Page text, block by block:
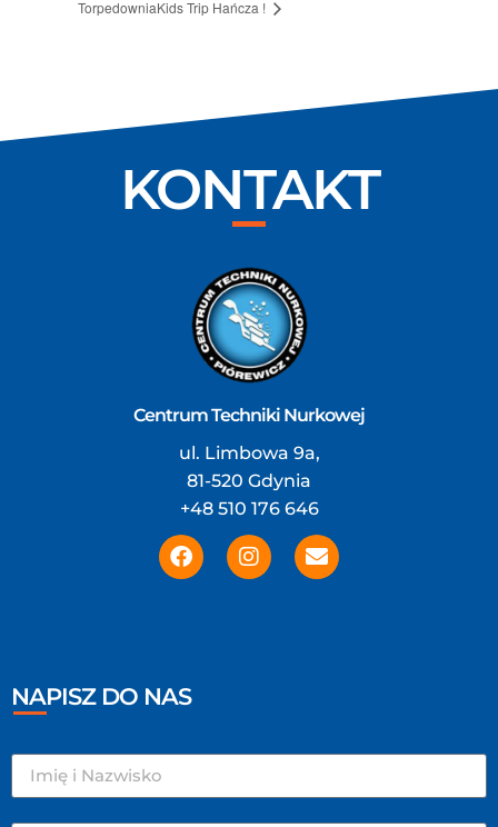
TorpedowniaKids Trip Hańcza !
KONTAKT
Centrum Techniki Nurkowej
ul. Limbowa 9a,
81-520 Gdynia
+48 510 176 646
NAPISZ DO NAS